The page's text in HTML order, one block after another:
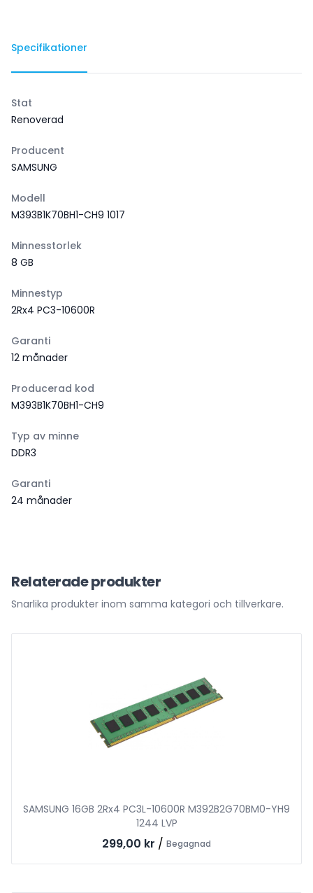
Specifikationer
Stat
Renoverad
Producent
SAMSUNG
Modell
M393B1K70BH1-CH9 1017
Minnesstorlek
8 GB
Minnestyp
2Rx4 PC3-10600R
Garanti
12 månader
Producerad kod
M393B1K70BH1-CH9
Typ av minne
DDR3
Garanti
24 månader
Relaterade produkter
Snarlika produkter inom samma kategori och tillverkare.
SAMSUNG 16GB 2Rx4 PC3L-10600R M392B2G70BM0-YH9
1244 LVP
299,00 kr / Begagnad